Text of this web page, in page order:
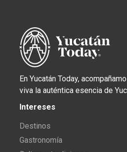
En Yucatán Today,
viva la auténtica esencia de
Intereses
Destinos
Gastronomía